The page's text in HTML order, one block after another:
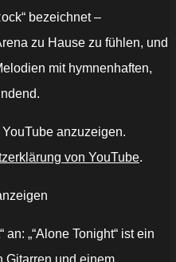
bezeichnet –
zu Hause zu fühlen, und
mit hymnenhaften,
anzuzeigen.
von YouTube.
an: „“Alone Tonight“ ist ein